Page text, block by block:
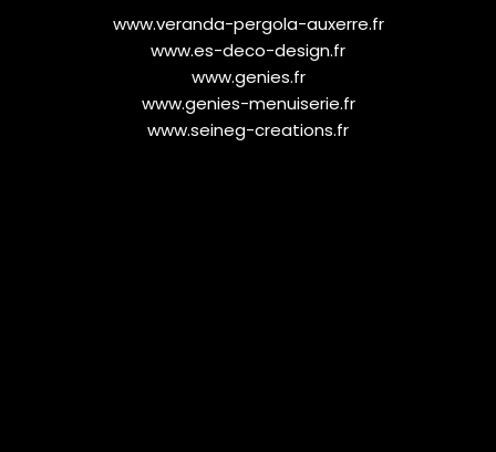
www.veranda-pergola-auxerre.fr
www.es-deco-design.fr
www.genies.fr
www.genies-menuiserie.fr
www.seineg-creations.fr